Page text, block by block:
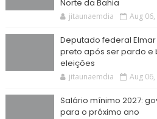
Norte da Bahia
jitaunaemdia Aug
Deputado federal
preto após ser pardo e
eleições
jitaunaemdia Aug
Salário mínimo 2027:
para o próximo ano